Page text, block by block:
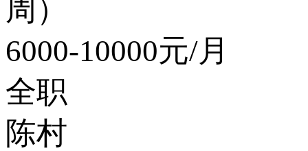
周）
6000-10000元/月
全职
陈村